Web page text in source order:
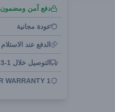
دفع آمن ومضمون
عودة مجانية
الدفع عند الاستلام
التوصيل خلال 1-3 أيام
1 YEAR WARRANTY